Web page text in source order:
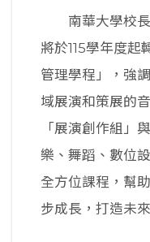
南華大學校長
將於115學年度起
管理學程」，強
域展演和策展的
「展演創作組」
樂、舞蹈、數位
全方位課程，幫
步成長，打造未